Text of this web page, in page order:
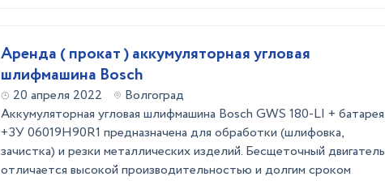
Аренда ( прокат ) аккумуляторная угловая
шлифмашина Bosch
20 апреля 2022
Волгоград
Аккумуляторная угловая шлифмашина Bosch GWS 180-LI + батарея
+ЗУ 06019H90R1 предназначена для обработки (шлифовка,
зачистка) и резки металлических изделий. Бесщеточный двигатель
отличается высокой производительностью и долгим сроком